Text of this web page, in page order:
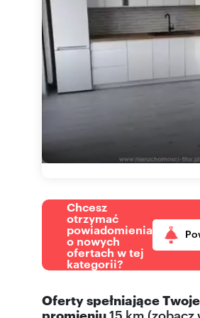
Chcesz
otrzymać
powiadomienia
o nowych
ofertach w tej
kategorii?
Oferty spełniające
promieniu15 km (zobacz